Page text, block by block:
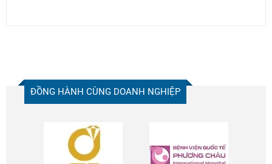
ĐỒNG HÀNH CÙNG DOANH NGHIỆP